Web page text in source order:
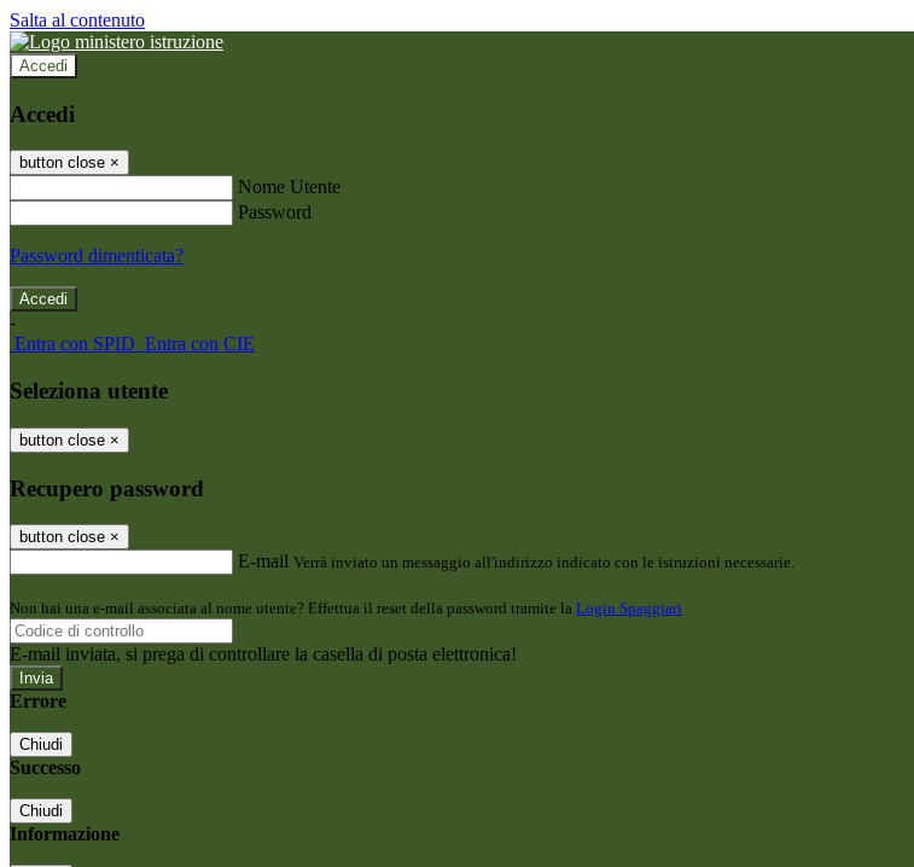
Salta al contenuto
Accedi
Accedi
button close ×
Nome Utente
Password
Password dimenticata?
-
Entra con SPID Entra con CIE
Seleziona utente
button close ×
Recupero password
button close ×
E-mail Verrà inviato un messaggio all'indirizzo indicato con le istruzioni necessarie.
Non hai una e-mail associata al nome utente? Effettua il reset della password tramite la Login Spaggiari
E-mail inviata, si prega di controllare la casella di posta elettronica!
Errore
Chiudi
Successo
Chiudi
Informazione